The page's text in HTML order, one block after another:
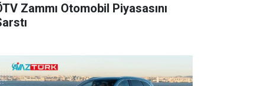
Zammı Otomobil Piyasasını